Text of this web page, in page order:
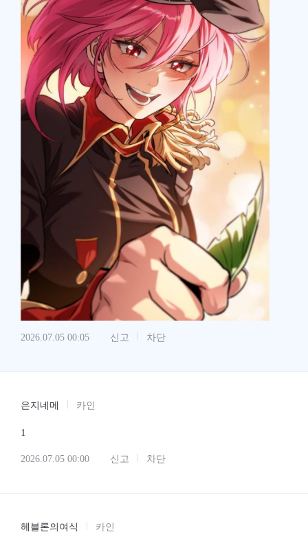
2026.07.05 00:05 신고 차단
은지네메 카인
1
2026.07.05 00:00 신고 차단
헤블론의여식 카인